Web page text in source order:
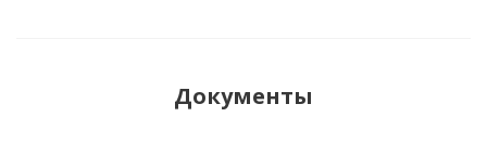
Документы